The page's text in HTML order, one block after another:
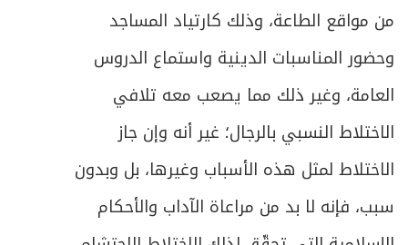
من مواقع الطاعة، وذلك كارتياد المساجد
وحضور المناسبات الدينية واستماع الدروس
العامة، وغير ذلك مما يصعب معه تلافي
الاختلاط النسبي بالرجال؛ غير أنه وإن جاز
الاختلاط لمثل هذه الأسباب وغيرها، بل وبدون
سبب، فإنه لا بد من مراعاة الآداب والأحكام